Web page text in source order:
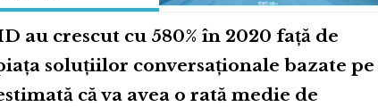
au crescut cu 580% în 2020 faţă de
soluţiilor conversaţionale bazate pe
că va avea o rată medie de